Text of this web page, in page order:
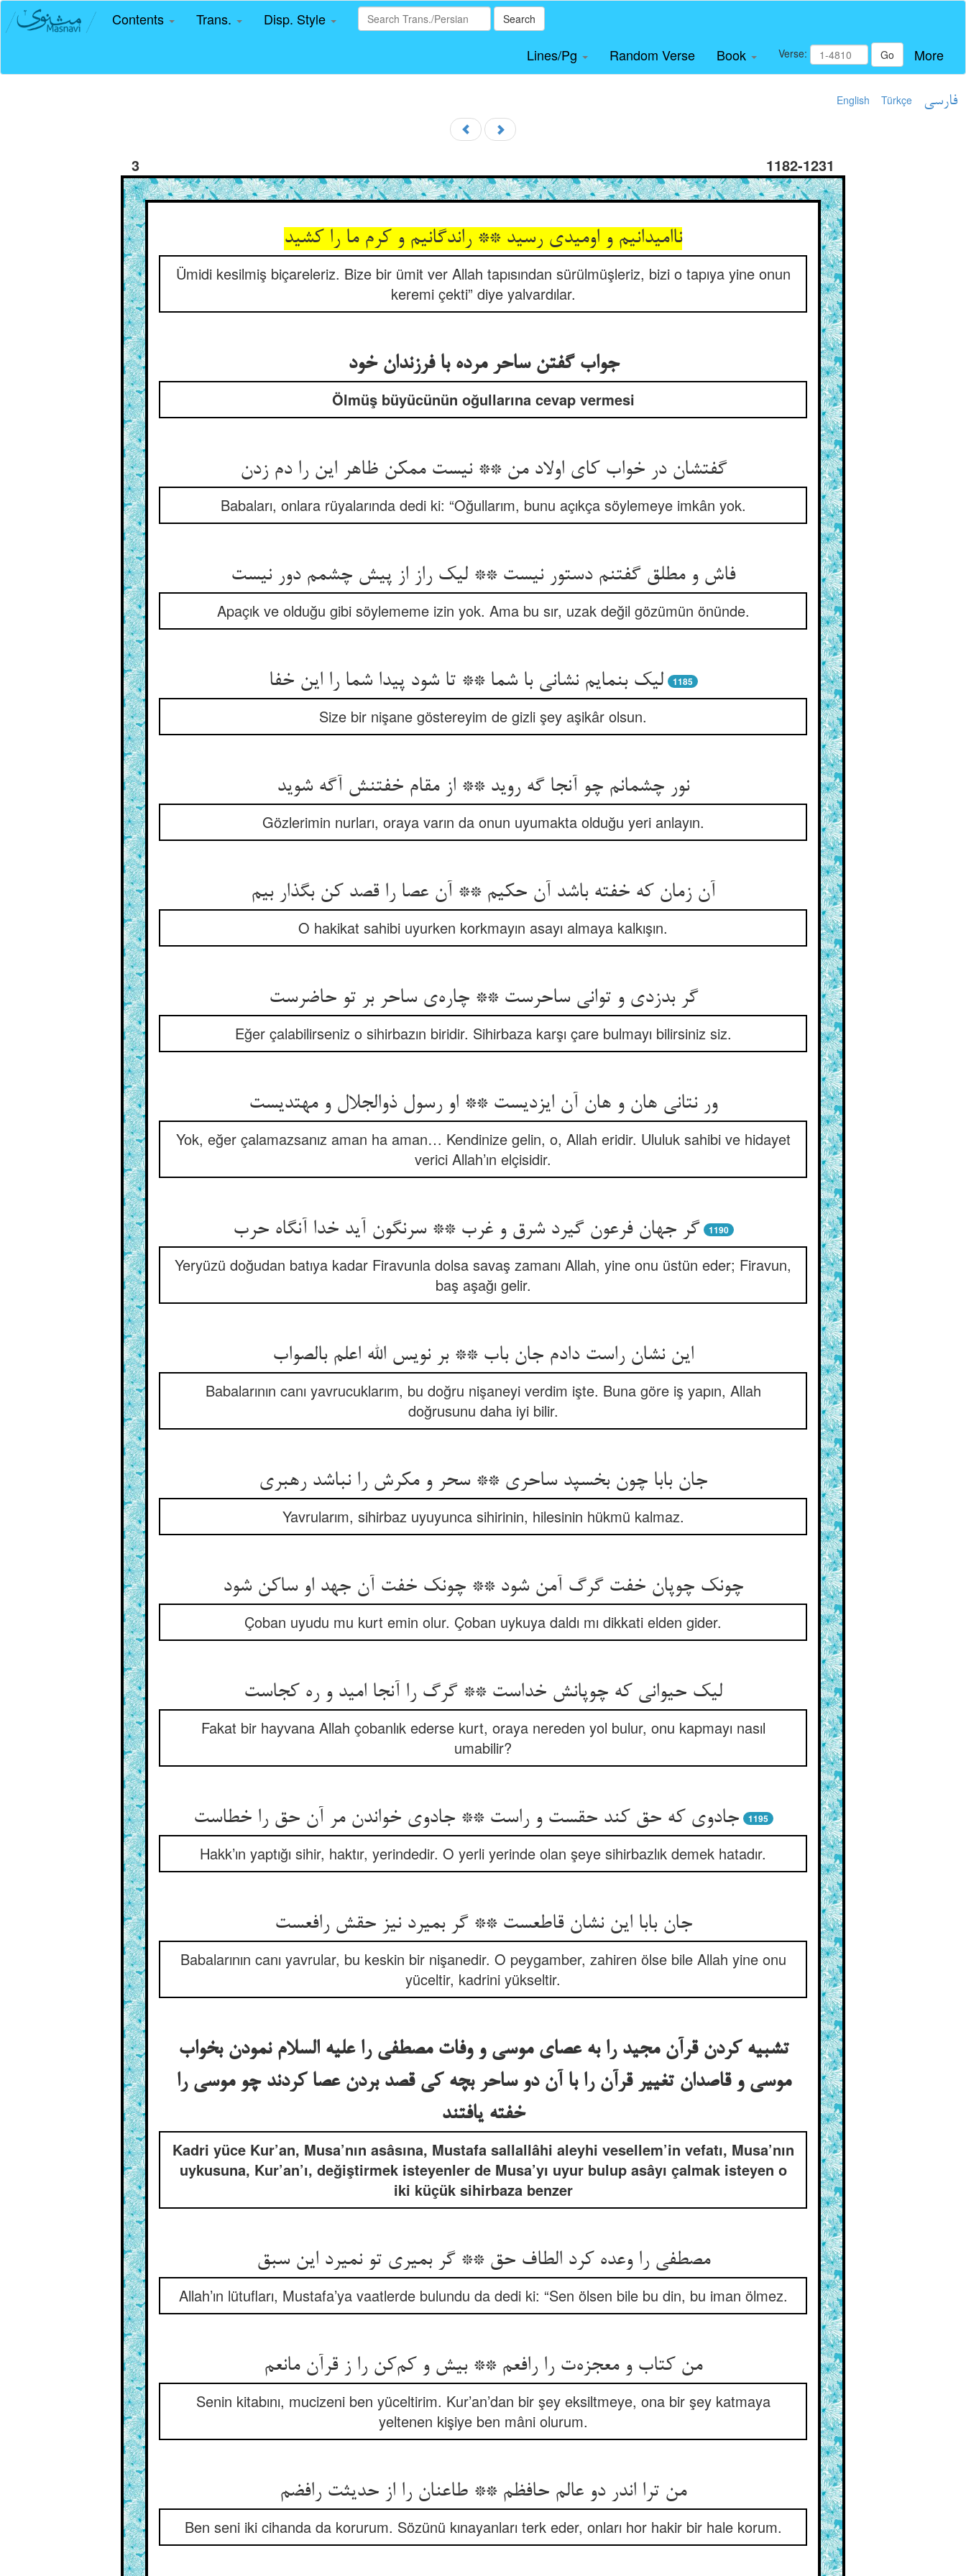
Contents Trans. Disp. Style Search
Lines/Pg Random Verse Book Verse: Go More
English Türkçe فارسی
3 1182-1231
ناامیدانیم و اومیدی رسید ** راندگانیم و کرم ما را کشید
Ümidi kesilmiş biçareleriz. Bize bir ümit ver Allah tapısından sürülmüşleriz, bizi o tapıya yine onun
keremi çekti” diye yalvardılar.
جواب گفتن ساحر مرده با فرزندان خود
Ölmüş büyücünün oğullarına cevap vermesi
گفتشان در خواب کای اولاد من ** نیست ممکن ظاهر این را دم زدن
Babaları, onlara rüyalarında dedi ki: “Oğullarım, bunu açıkça söylemeye imkân yok.
فاش و مطلق گفتنم دستور نیست ** لیک راز از پیش چشمم دور نیست
Apaçık ve olduğu gibi söylememe izin yok. Ama bu sır, uzak değil gözümün önünde.
لیک بنمایم نشانی با شما ** تا شود پیدا شما را این خفا 1185
Size bir nişane göstereyim de gizli şey aşikâr olsun.
نور چشمانم چو آنجا گه روید ** از مقام خفتنش آگه شوید
Gözlerimin nurları, oraya varın da onun uyumakta olduğu yeri anlayın.
آن زمان که خفته باشد آن حکیم ** آن عصا را قصد کن بگذار بیم
O hakikat sahibi uyurken korkmayın asayı almaya kalkışın.
گر بدزدی و توانی ساحرست ** چاره‌ی ساحر بر تو حاضرست
Eğer çalabilirseniz o sihirbazın biridir. Sihirbaza karşı çare bulmayı bilirsiniz siz.
ور نتانی هان و هان آن ایزدیست ** او رسول ذوالجلال و مهتدیست
Yok, eğer çalamazsanız aman ha aman… Kendinize gelin, o, Allah eridir. Ululuk sahibi ve hidayet
verici Allah’ın elçisidir.
گر جهان فرعون گیرد شرق و غرب ** سرنگون آید خدا آنگاه حرب 1190
Yeryüzü doğudan batıya kadar Firavunla dolsa savaş zamanı Allah, yine onu üstün eder; Firavun,
baş aşağı gelir.
این نشان راست دادم جان باب ** بر نویس الله اعلم بالصواب
Babalarının canı yavrucuklarım, bu doğru nişaneyi verdim işte. Buna göre iş yapın, Allah
doğrusunu daha iyi bilir.
جان بابا چون بخسپد ساحری ** سحر و مکرش را نباشد رهبری
Yavrularım, sihirbaz uyuyunca sihirinin, hilesinin hükmü kalmaz.
چونک چوپان خفت گرگ آمن شود ** چونک خفت آن جهد او ساکن شود
Çoban uyudu mu kurt emin olur. Çoban uykuya daldı mı dikkati elden gider.
لیک حیوانی که چوپانش خداست ** گرگ را آنجا امید و ره کجاست
Fakat bir hayvana Allah çobanlık ederse kurt, oraya nereden yol bulur, onu kapmayı nasıl
umabilir?
جادوی که حق کند حقست و راست ** جادوی خواندن مر آن حق را خطاست 1195
Hakk’ın yaptığı sihir, haktır, yerindedir. O yerli yerinde olan şeye sihirbazlık demek hatadır.
جان بابا این نشان قاطعست ** گر بمیرد نیز حقش رافعست
Babalarının canı yavrular, bu keskin bir nişanedir. O peygamber, zahiren ölse bile Allah yine onu
yüceltir, kadrini yükseltir.
تشبیه کردن قرآن مجید را به عصای موسی و وفات مصطفی را علیه السلام نمودن بخواب
موسی و قاصدان تغییر قرآن را با آن دو ساحر بچه کی قصد بردن عصا کردند چو موسی را
خفته یافتند
Kadri yüce Kur’an, Musa’nın asâsına, Mustafa sallallâhi aleyhi vesellem’in vefatı, Musa’nın
uykusuna, Kur’an’ı, değiştirmek isteyenler de Musa’yı uyur bulup asâyı çalmak isteyen o
iki küçük sihirbaza benzer
مصطفی را وعده کرد الطاف حق ** گر بمیری تو نمیرد این سبق
Allah’ın lütufları, Mustafa’ya vaatlerde bulundu da dedi ki: “Sen ölsen bile bu din, bu iman ölmez.
من کتاب و معجزه‌ت را رافعم ** بیش و کم‌کن را ز قرآن مانعم
Senin kitabını, mucizeni ben yüceltirim. Kur’an’dan bir şey eksiltmeye, ona bir şey katmaya
yeltenen kişiye ben mâni olurum.
من ترا اندر دو عالم حافظم ** طاعنان را از حدیثت رافضم
Ben seni iki cihanda da korurum. Sözünü kınayanları terk eder, onları hor hakir bir hale korum.